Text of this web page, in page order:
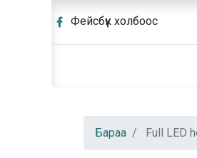
Фейсбүүк холбоос
Бараа Full LED